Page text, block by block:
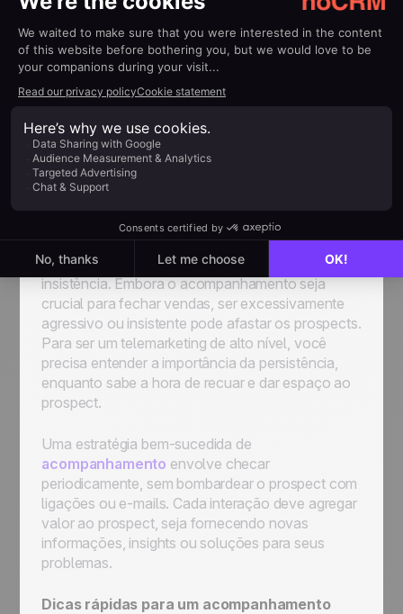
necessidades e desafios do prospect.
Manter a conversa leve e natural, evitando
soar excessivamente formal ou roteirizado.
Ser paciente, amigável e acessível durante
toda a ligação, independentemente dos
obstáculos apresentados pelo prospect.
6. Pratique Persistência,
Não Insistência
Um dos maiores desafios no telemarketing é
encontrar o equilíbrio entre persistência e
insistência. Embora o acompanhamento seja
crucial para fechar vendas, ser excessivamente
agressivo ou insistente pode afastar os prospects.
Para ser um telemarketing de alto nível, você
precisa entender a importância da persistência,
enquanto sabe a hora de recuar e dar espaço ao
prospect.
Uma estratégia bem-sucedida de
acompanhamento envolve checar
periodicamente, sem bombardear o prospect com
ligações ou e-mails. Cada interação deve agregar
valor ao prospect, seja fornecendo novas
informações, insights ou soluções para seus
problemas.
Dicas rápidas para um acompanhamento